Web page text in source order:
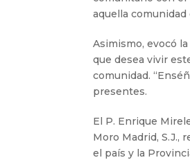
aquella comunidad
Asimismo, evocó
que desea vivir
comunidad.
presentes.
El P. Enrique
Moro Madrid, S.J.,
el país y la